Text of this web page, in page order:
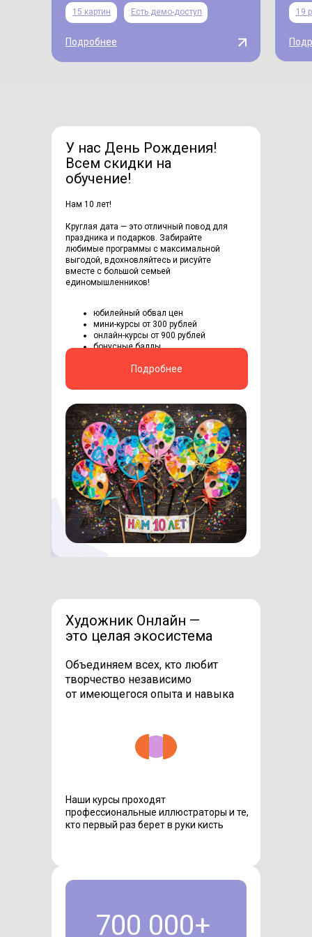
Подробнее
Есть демо-доступ
15 картин 19
Нам 10 лет!
Круглая дата — это отличный повод для
праздника и подарков. Забирайте
любимые программы с максимальной
выгодой, вдохновляйтесь и рисуйте
вместе с большой семьей
единомышленников!
юбилейный обвал цен
мини-курсы от 300 рублей
онлайн-курсы от 900 рублей
бонусные баллы
Подробнее
У нас День Рождения!
Всем скидки на
обучение!
700 000+
Художник Онлайн —
это целая экосистема
Объединяем всех, кто любит
творчество независимо
от имеющегося опыта и навыка
Наши курсы проходят
профессиональные иллюстраторы и те,
кто первый раз берет в руки кисть